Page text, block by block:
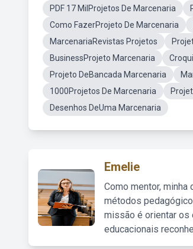
PDF 17 MilProjetos De Marcenaria
Como FazerProjeto De Marcenaria
MarcenariaRevistas Projetos
BusinessProjeto Marcenaria
Projeto DeBancada Marcenaria
1000Projetos De Marcenaria
Desenhos DeUma Marcenaria
Emelie
Como mentor,
métodos
missão é orientar os
educacionais